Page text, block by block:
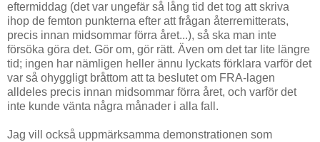
eftermiddag (det var ungefär så lång tid det tog att skriva
ihop de femton punkterna efter att frågan återremitterats,
precis innan midsommar förra året...), så ska man inte
försöka göra det. Gör om, gör rätt. Även om det tar lite längre
tid; ingen har nämligen heller ännu lyckats förklara varför det
var så ohyggligt bråttom att ta beslutet om FRA-lagen
alldeles precis innan midsommar förra året, och varför det
inte kunde vänta några månader i alla fall.
Jag vill också uppmärksamma demonstrationen som